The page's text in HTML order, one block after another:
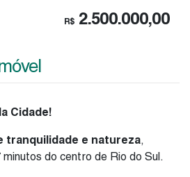
R$ 2.500.000,00
Cidade!
tranquilidade e natureza,
minutos do centro de Rio do Sul.